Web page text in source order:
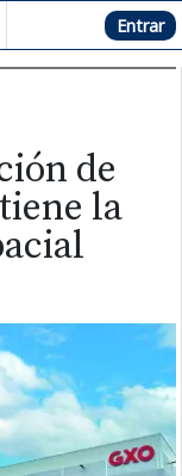
Hemeroteca Entrar
de
la